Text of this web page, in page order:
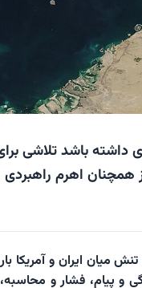
داشته باشد تلاشی
اهرم راهبردی
میان ایران و آمریکا بار
و پیام، فشار و محاسبه،